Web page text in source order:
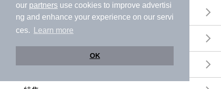
our partners use cookies to improve advertisi
ng and enhance your experience on our servi
ces.
Learn more
OK
ニフティ温泉ニュース
口コミを見る